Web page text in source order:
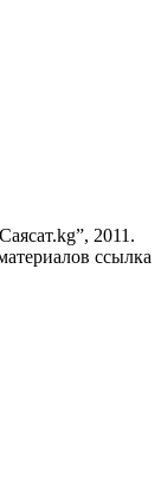
2011.
ссылка